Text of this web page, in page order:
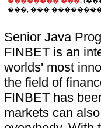
���, ���
Senior Java
FINBET is an
worlds' most
the field of
FINBET has
markets can